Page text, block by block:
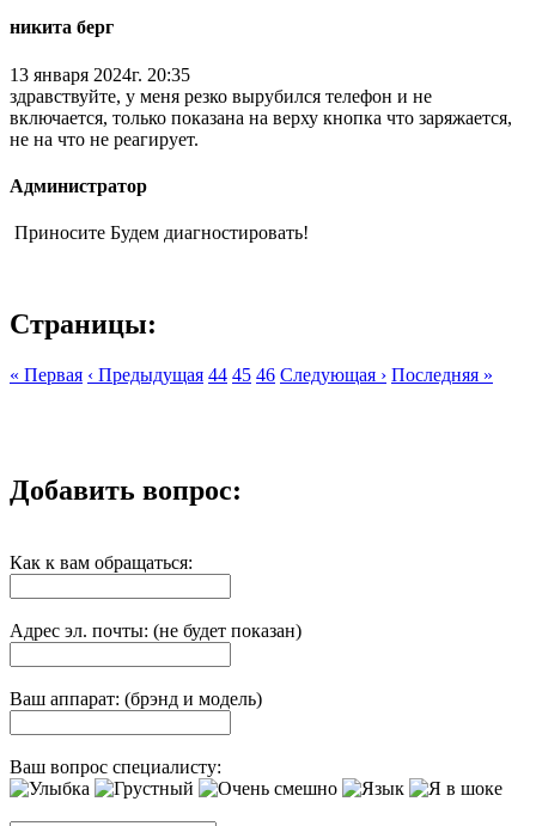
никита берг
13 января 2024г. 20:35
здравствуйте, у меня резко вырубился телефон и не
включается, только показана на верху кнопка что заряжается,
не на что не реагирует.
Администратор
Приносите Будем диагностировать!
Страницы:
« Первая ‹ Предыдущая 44 45 46 Следующая › Последняя »
Добавить вопрос:
Как к вам обращаться:
Адрес эл. почты: (не будет показан)
Ваш аппарат: (брэнд и модель)
Ваш вопрос специалисту: